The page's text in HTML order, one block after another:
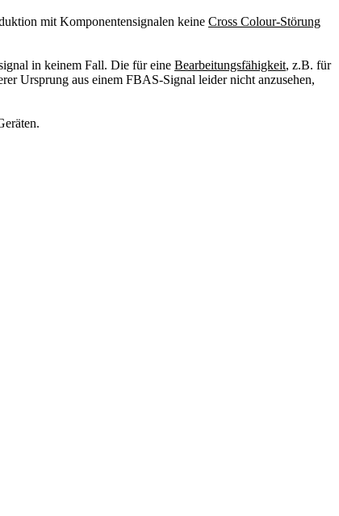
mit Komponentensignalen keine Cross Colour-Störung
in keinem Fall. Die für eine Bearbeitungsfähigkeit, z.B. für
Ursprung aus einem FBAS-Signal leider nicht anzusehen,